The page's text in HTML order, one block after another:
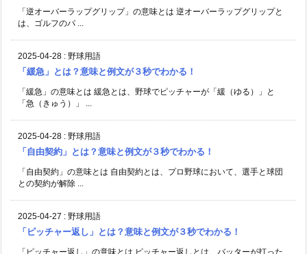
「逆オーバーラップグリップ」の意味とは 逆オーバーラップグリップと
は、ゴルフのパ ...
2025-04-28 : 野球用語
「緩急」とは？意味と例文が３秒でわかる！
「緩急」の意味とは 緩急とは、野球でピッチャーが「緩（ゆる）」と
「急（きゅう）」 ...
2025-04-28 : 野球用語
「自由契約」とは？意味と例文が３秒でわかる！
「自由契約」の意味とは 自由契約とは、プロ野球において、選手と球団
との契約が解除 ...
2025-04-27 : 野球用語
「ピッチャー返し」とは？意味と例文が３秒でわかる！
「ピッチャー返し」の意味とは ピッチャー返しとは、バッターが打った